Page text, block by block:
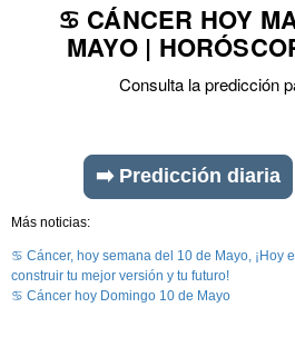
♋ CÁNCER HOY
MAYO |
Consulta la predicción
➡️ Predicción diaria
Más noticias:
♋ Cáncer, hoy semana del 10 de Mayo, ¡Hoy
construir tu mejor versión y tu futuro!
♋ Cáncer hoy Domingo 10 de Mayo